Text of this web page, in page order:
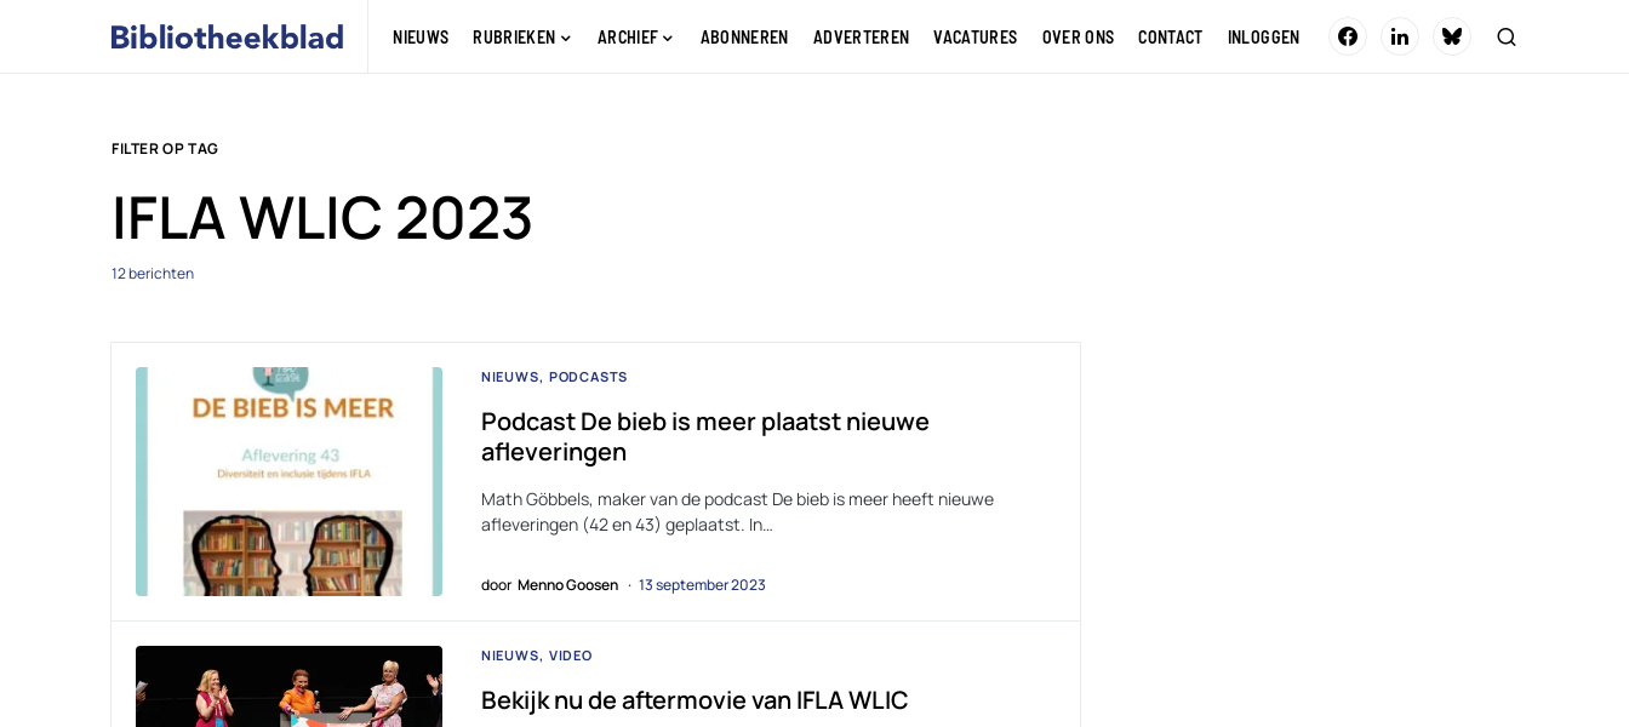
NIEUWS RUBRIEKEN ARCHIEF ABONNEREN ADVERTEREN VACATURES OVER ONS CONTACT INLOGGEN
FILTER OP TAG
IFLA WLIC 2023
12 berichten
NIEUWS PODCASTS
Podcast De bieb is meer plaatst nieuwe
afleveringen
Math Göbbels, maker van de podcast De bieb is meer heeft nieuwe
afleveringen (42 en 43) geplaatst. In…
door Menno Goosen 13 september 2023
NIEUWS VIDEO
Bekijk nu de aftermovie van IFLA WLIC